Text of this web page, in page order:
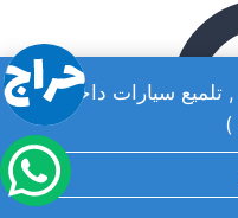
سيارات داخلي
)